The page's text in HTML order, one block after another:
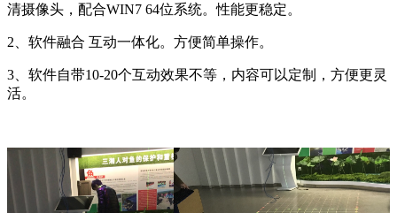
清摄像头，配合WIN7 64位系统。性能更稳定。
2、软件融合 互动一体化。方便简单操作。
3、软件自带10-20个互动效果不等，内容可以定制，方便更灵
活。